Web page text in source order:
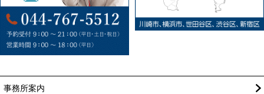
事務所案内